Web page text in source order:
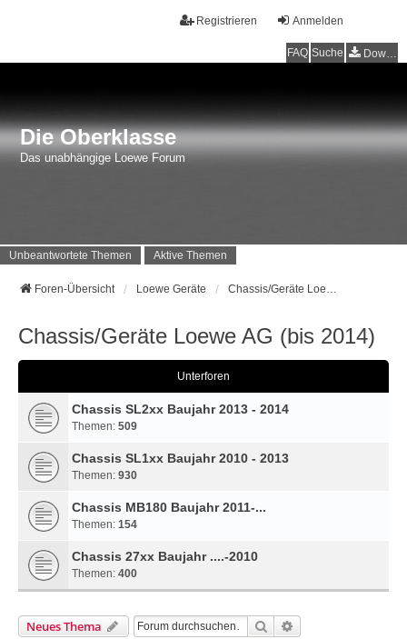
Anmelden
Registrieren
FAQ Suche Downloads
Die Oberklasse
Das unabhängige Loewe Forum
Unbeantwortete Themen Aktive Themen
Foren-Übersicht Loewe Geräte Chassis/Geräte Loewe AG (bis 2014)
Chassis/Geräte Loewe AG (bis 2014)
Unterforen
Chassis SL2xx Baujahr 2013 - 2014
Themen: 509
Chassis SL1xx Baujahr 2010 - 2013
Themen: 930
Chassis MB180 Baujahr 2011-...
Themen: 154
Chassis 27xx Baujahr ....-2010
Themen: 400
Neues Thema Suche